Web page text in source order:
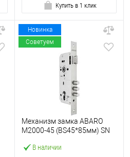
Купить в 1 клик
Новинка
Советуем
В наличии
Механизм замка ABARO
M2000-45 (BS45*85мм) SN